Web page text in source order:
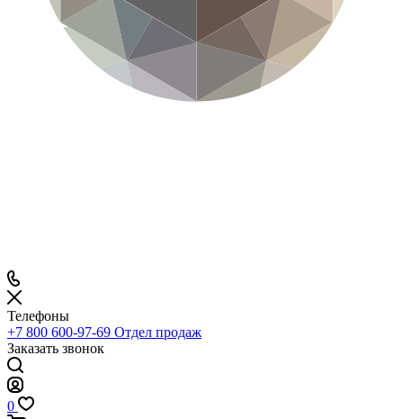
Телефоны
+7 800 600-97-69 Отдел продаж
Заказать звонок
0